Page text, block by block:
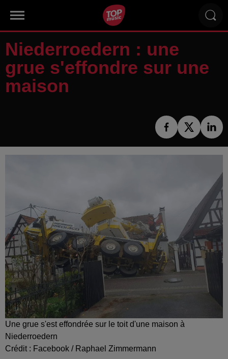
Niederroedern : une
grue s'effondre sur une
maison
Une grue s'est effondrée sur le toit d'une maison à
Niederroedern
Crédit : Facebook / Raphael Zimmermann